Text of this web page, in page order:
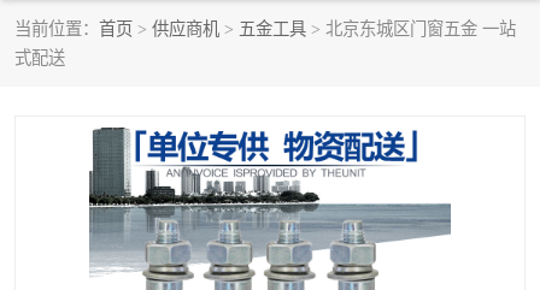
当前位置： 首页 > 供应商机 > 五金工具 > 北京东城区门窗五金 一站
式配送
水暖阀门
五金工具 涂料辅材